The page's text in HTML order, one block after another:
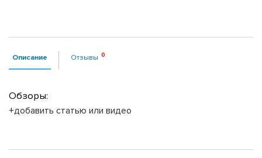
Описание Отзывы
Обзоры:
+добавить статью или видео